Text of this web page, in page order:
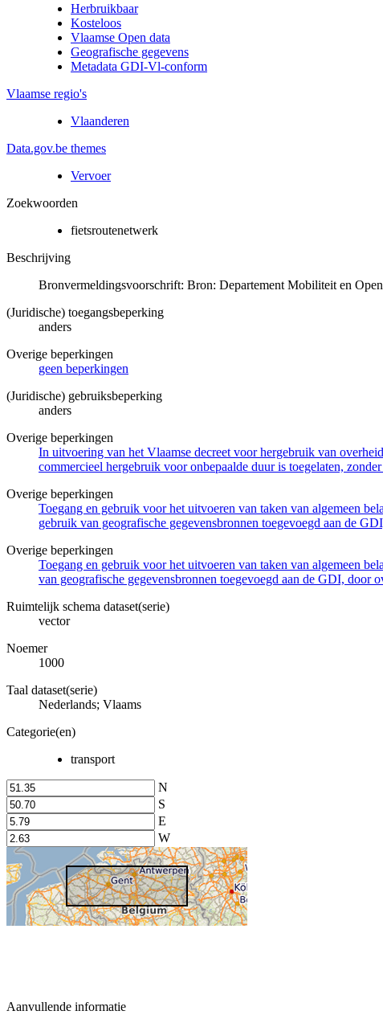
Herbruikbaar
Kosteloos
Vlaamse Open data
Geografische gegevens
Metadata GDI-Vl-conform
Vlaamse regio's
Vlaanderen
Data.gov.be themes
Vervoer
Zoekwoorden
fietsroutenetwerk
Beschrijving
Bronvermeldingsvoorschrift: Bron: Departement Mobiliteit en
(Juridische) toegangsbeperking
anders
Overige beperkingen
geen beperkingen
(Juridische) gebruiksbeperking
anders
Overige beperkingen
In uitvoering van het Vlaamse decreet voor hergebruik van
commercieel hergebruik voor onbepaalde duur is toegelaten,
Overige beperkingen
Toegang en gebruik voor het uitvoeren van taken van algemeen
gebruik van geografische gegevensbronnen toegevoegd aan de
Overige beperkingen
Toegang en gebruik voor het uitvoeren van taken van algemeen
van geografische gegevensbronnen toegevoegd aan de GDI, door
Ruimtelijk schema dataset(serie)
vector
Noemer
1000
Taal dataset(serie)
Nederlands; Vlaams
Categorie(en)
transport
N
S
E
W
Aanvullende informatie